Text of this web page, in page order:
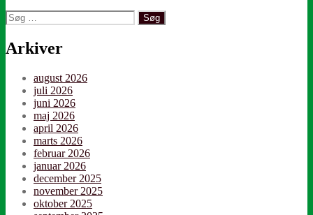
Søg
efter:
Arkiver
august 2026
juli 2026
juni 2026
maj 2026
april 2026
marts 2026
februar 2026
januar 2026
december 2025
november 2025
oktober 2025